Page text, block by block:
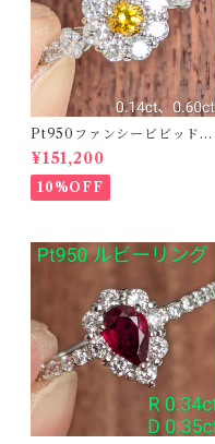
Pt950ファンシービビッドオ
レンジィイエローダイヤリン
グ D 0.144ct D 0.60ct【PR
O208782】
¥151,200
10%OFF